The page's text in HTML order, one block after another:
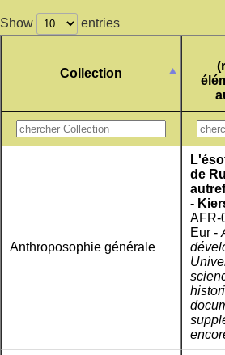
Show entries
Collection
Anthroposophie générale
de
-
AFR-
Eur -